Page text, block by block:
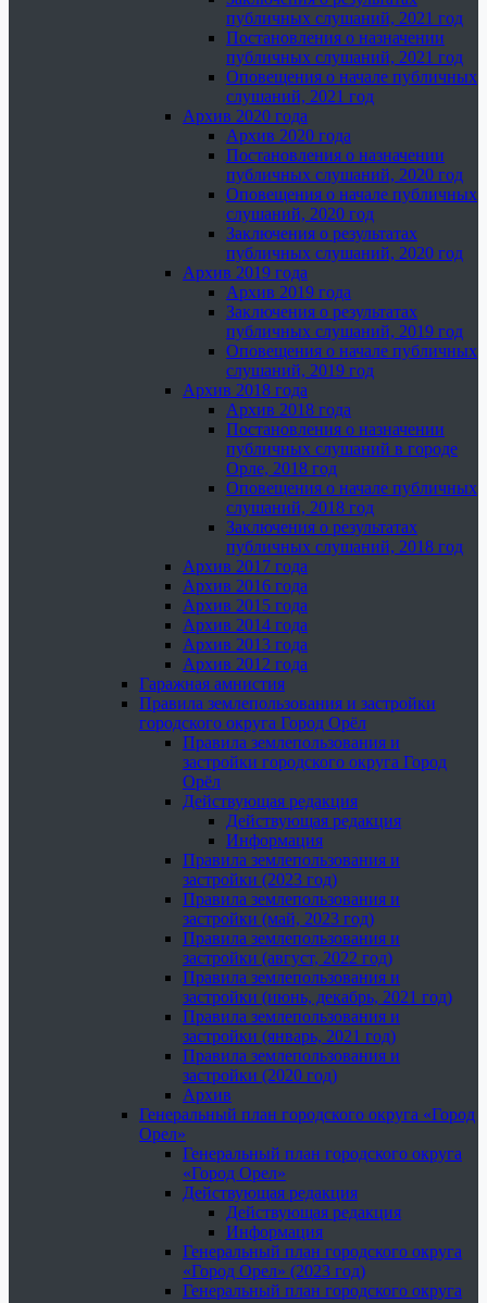
публичных слушаний, 2021 год
Постановления о назначении
публичных слушаний, 2021 год
Оповещения о начале публичных
слушаний, 2021 год
Архив 2020 года
Архив 2020 года
Постановления о назначении
публичных слушаний, 2020 год
Оповещения о начале публичных
слушаний, 2020 год
Заключения о результатах
публичных слушаний, 2020 год
Архив 2019 года
Архив 2019 года
Заключения о результатах
публичных слушаний, 2019 год
Оповещения о начале публичных
слушаний, 2019 год
Архив 2018 года
Архив 2018 года
Постановления о назначении
публичных слушаний в городе
Орле, 2018 год
Оповещения о начале публичных
слушаний, 2018 год
Заключения о результатах
публичных слушаний, 2018 год
Архив 2017 года
Архив 2016 года
Архив 2015 года
Архив 2014 года
Архив 2013 года
Архив 2012 года
Гаражная амнистия
Правила землепользования и застройки
городского округа Город Орёл
Правила землепользования и
застройки городского округа Город
Орёл
Действующая редакция
Действующая редакция
Информация
Правила землепользования и
застройки (2023 год)
Правила землепользования и
застройки (май, 2023 год)
Правила землепользования и
застройки (август, 2022 год)
Правила землепользования и
застройки (июнь, декабрь, 2021 год)
Правила землепользования и
застройки (январь, 2021 год)
Правила землепользования и
застройки (2020 год)
Архив
Генеральный план городского округа «Город
Орел»
Генеральный план городского округа
«Город Орел»
Действующая редакция
Действующая редакция
Информация
Генеральный план городского округа
«Город Орел» (2023 год)
Генеральный план городского округа